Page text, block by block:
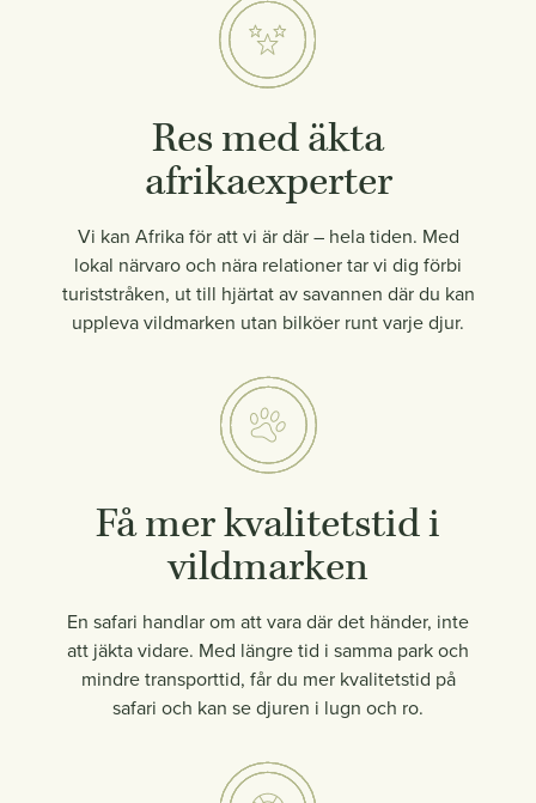
Res med äkta
afrikaexperter
Vi kan Afrika för att vi är där – hela tiden. Med
lokal närvaro och nära relationer tar vi dig förbi
turiststråken, ut till hjärtat av savannen där du kan
uppleva vildmarken utan bilköer runt varje djur.
Få mer kvalitetstid i
vildmarken
En safari handlar om att vara där det händer, inte
att jäkta vidare. Med längre tid i samma park och
mindre transporttid, får du mer kvalitetstid på
safari och kan se djuren i lugn och ro.